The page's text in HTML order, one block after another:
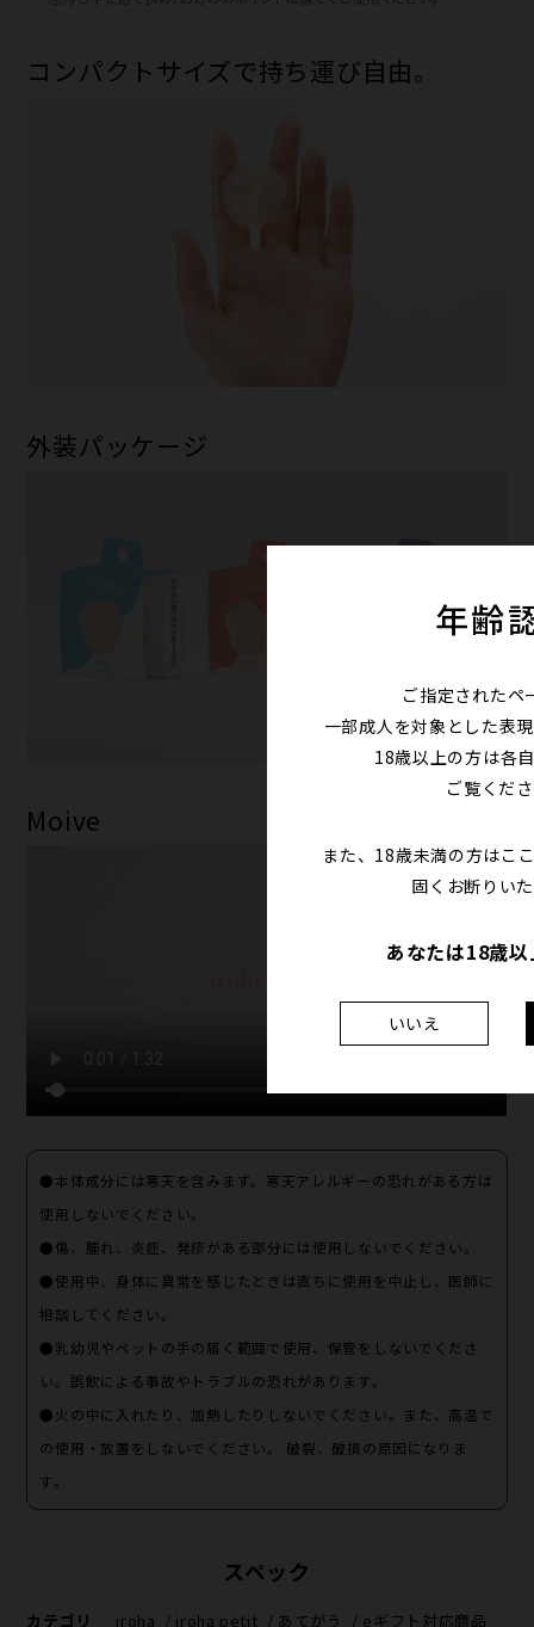
コンパクトサイズで持ち運び自由。
外装パッケージ
Moive
●本体成分には寒天を含みます。寒天アレルギーの恐れがある方は
使用しないでください。
●傷、腫れ、炎症、発疹がある部分には使用しないでください。
●使用中、身体に異常を感じたときは直ちに使用を中止し、医師に
相談してください。
●乳幼児やペットの手の届く範囲で使用、保管をしないでくださ
い。誤飲による事故やトラブルの恐れがあります。
●火の中に入れたり、加熱したりしないでください。また、高温で
の使用・放置をしないでください。 破裂、破損の原因になりま
す。
スペック
カテゴリ iroha / iroha petit / あてがう / eギフト対応商品
年齢
ご指定されたペ
一部成人を対象とした表
18歳以上の方は各
ご覧くだ
また、18歳未満の方はこ
固くお断りい
あなたは18歳
いいえ